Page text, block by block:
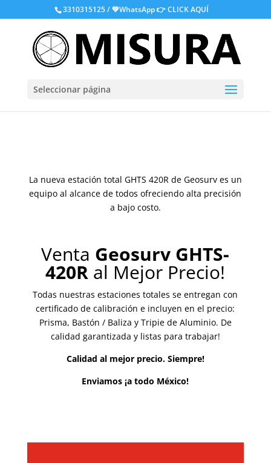
3310315125 / 💚WhatsApp👉 CLICK AQUÍ
Seleccionar página
La nueva estación total GHTS 420R de Geosurv es un
equipo al alcance de todos ofreciendo alta precisión
a bajo costo.
Venta Geosurv GHTS-
420R al Mejor Precio!
Todas nuestras estaciones totales se entregan con
certificado de calibración e incluyen en el precio:
Prisma, Bastón / Baliza y Tripie de Aluminio. De
calidad garantizada y listas para trabajar!
Calidad al mejor precio. Siempre!
Enviamos ¡a todo México!